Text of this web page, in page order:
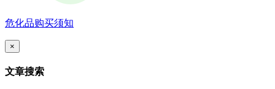
危化品购买须知
×
文章搜索